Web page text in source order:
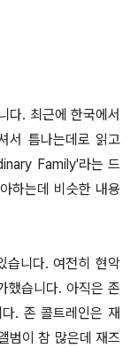
다. 최근에 한국에서
서 틈나는데로 읽고
Family'라는 드
하는데 비슷한 내용
습니다. 여전히 현악
했습니다. 아직은 존
. 존 콜트레인은 재
범이 참 많은데 재즈